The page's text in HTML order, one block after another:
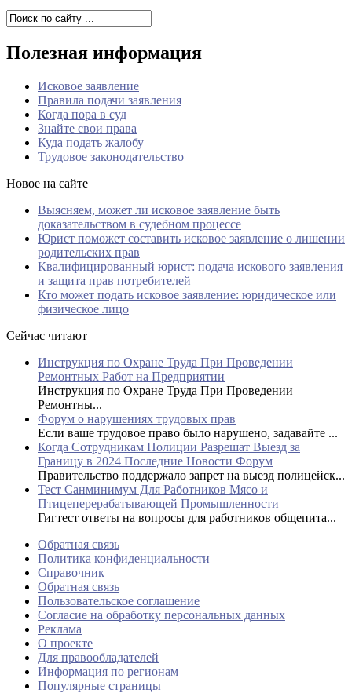
Полезная информация
Исковое заявление
Правила подачи заявления
Когда пора в суд
Знайте свои права
Куда подать жалобу
Трудовое законодательство
Новое на сайте
Выясняем, может ли исковое заявление быть
доказательством в судебном процессе
Юрист поможет составить исковое заявление о лишении
родительских прав
Квалифицированный юрист: подача искового заявления
и защита прав потребителей
Кто может подать исковое заявление: юридическое или
физическое лицо
Сейчас читают
Инструкция по Охране Труда При Проведении
Ремонтных Работ на Предприятии
Инструкция по Охране Труда При Проведении
Ремонтны...
Форум о нарушениях трудовых прав
Если ваше трудовое право было нарушено, задавайте ...
Когда Сотрудникам Полиции Разрешат Выезд за
Границу в 2024 Последние Новости Форум
Правительство поддержало запрет на выезд полицейск...
Тест Санминимум Для Работников Мясо и
Птицеперерабатывающей Промышленности
Гигтест ответы на вопросы для работников общепита...
Обратная связь
Политика конфиденциальности
Справочник
Обратная связь
Пользовательское соглашение
Согласие на обработку персональных данных
Реклама
О проекте
Для правообладателей
Информация по регионам
Популярные страницы